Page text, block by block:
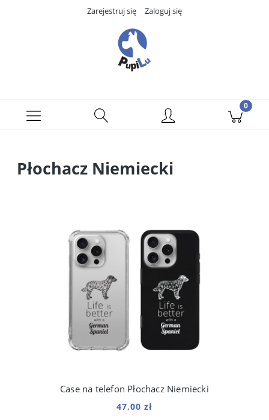
Zarejestruj się Zaloguj się
Płochacz Niemiecki
Case na telefon Płochacz Niemiecki
47,00 zł